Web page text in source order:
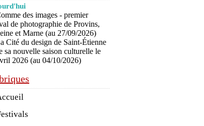
des images - premier
de photographie de Provins,
et Marne (au 27/09/2026)
Cité du design de Saint-Étienne
sa nouvelle saison culturelle le
2026 (au 04/10/2026)